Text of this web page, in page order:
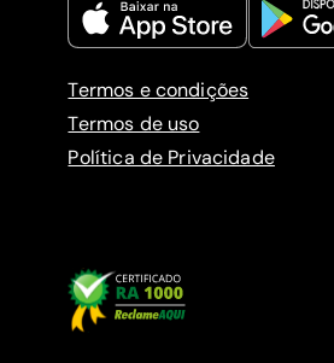
Termos e condições
Termos de uso
Política de Privacidade